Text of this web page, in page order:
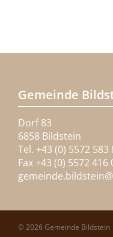
Gemeinde
Dorf 83
6858 Bildstein
Tel. +43 (0) 5572 583
Fax +43 (0) 5572 416
gemeinde.bildstein@
© 2026 Gemeinde Bildstein